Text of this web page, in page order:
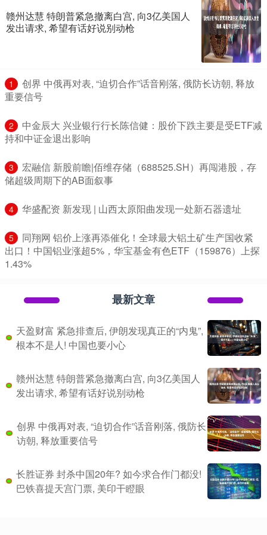
赣州达慧 特朗普紧急撤离白宫, 向3亿美国人
发出请求, 希望有话好说别动枪
1
​创界 中俄再对表, “迫切合作”话音刚落, 俄防长访朝, 释放
重要信号
2
​中金辰大 兴业银行行长陈信健：股价下跌主要是受ETF减
持和中证金退出影响
3
​宏融信 新股前瞻|佰维存储（688525.SH）再闯港股，存
储超级周期下的AB面叙事
4 ​华盛配资 新发现 | 山西太原阳曲发现一处新石器遗址
5
​同翔网 铝价上涨再添催化！全球最大铝土矿生产国收紧
出口！中国铝业涨超5%，华宝基金有色ETF（159876）上探
1.43%
最新文章
天盈财富 紧急排查后, 伊朗发现真正的“内鬼”,
根本不是人! 中国也要小心
赣州达慧 特朗普紧急撤离白宫, 向3亿美国人
发出请求, 希望有话好说别动枪
创界 中俄再对表, “迫切合作”话音刚落, 俄防长
访朝, 释放重要信号
长胜证券 封杀中国20年? 如今求合作门都没!
巴铁喜提天宫门票, 美印干瞪眼